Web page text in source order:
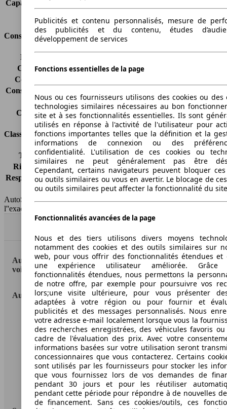
Capacité de remorquage (avec freins)
Consommation
Émissions de CO2*
Consommation (ville)
-
Consommation (route)
Consommation (combinée)*
Classe d'émissions
pas d'information
Capacité du réservoir
-
Classes d'assurance
Tous risques
-
Risques partiels
-
Responsabilité civile -
HSN/TSN
n.c./n.c.
AutoScout24 France SAS décline toute responsabilité concernant
l''exactitude des indications fournies.
AutoScout24: la plus grande plateforme en ligne de
voitures en Europe
AutoScout24
A propos d'AutoScout24
Conditions d'utilisation
Informations légales
Protection des données
Accessibility Statement
Publicités et contenu personnalisés, mesure de
des publicités et du contenu, études
développement de services
Fonctions essentielles de la page
Nous ou ces fournisseurs utilisons des cookies ou des
technologies similaires nécessaires au bon
site et à ses fonctionnalités essentielles. Ils sont
utilisés en réponse à l'activité de l'utilisateur pour
fonctions importantes telles que la définition et la
informations de connexion ou des
confidentialité. L'utilisation de ces cookies ou
similaires ne peut généralement pas être
Cependant, certains navigateurs peuvent bloquer ces
ou outils similaires ou vous en avertir. Le blocage de
ou outils similaires peut affecter la fonctionnalité du
Fonctionnalités avancées de la page
Nous et des tiers utilisons divers moyens
notamment des cookies et des outils similaires sur
web, pour vous offrir des fonctionnalités étendues et
une expérience utilisateur améliorée.
fonctionnalités étendues, nous permettons la
de notre offre, par exemple pour poursuivre vos
lors;une visite ultérieure, pour vous présenter
adaptées à votre région ou pour fournir et
publicités et des messages personnalisés. Nous
votre adresse e-mail localement lorsque vous la
des recherches enregistrées, des véhicules favoris
cadre de l'évaluation des prix. Avec votre
informations basées sur votre utilisation seront
concessionnaires que vous contacterez. Certains
sont utilisés par les fournisseurs pour stocker les
que vous fournissez lors de vos demandes de
pendant 30 jours et pour les réutiliser
pendant cette période pour répondre à de nouvelles
de financement. Sans ces cookies/outils, ces